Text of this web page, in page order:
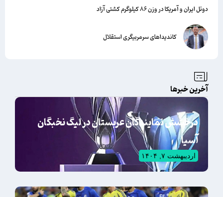
دوئل ایران و آمریکا در وزن ۸۶ کیلوگرم کشتی آزاد
کاندیداهای سرمربیگری استقلال
آخرین خبرها
درخشش نمایندگان عربستان در لیگ نخبگان
آسیا
اردیبهشت ۷, ۱۴۰۴